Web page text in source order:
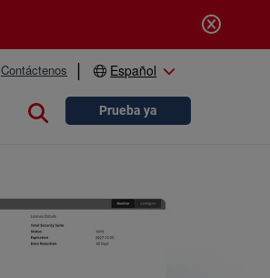
Contáctenos Español
Close searchPrueba ya